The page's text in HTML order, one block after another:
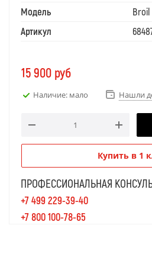
Модель
Broil
Артикул
15 900 руб
Наличие: мало Нашли
Купить в 1
ПРОФЕССИОНАЛЬНАЯ
+7 499 229-39-40
+7 800 100-78-65